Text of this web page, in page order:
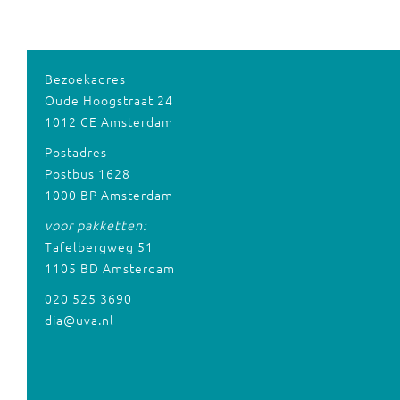
Bezoekadres
Oude Hoogstraat 24
1012 CE Amsterdam
Postadres
Postbus 1628
1000 BP Amsterdam
voor pakketten:
Tafelbergweg 51
1105 BD Amsterdam
020 525 3690
dia@uva.nl